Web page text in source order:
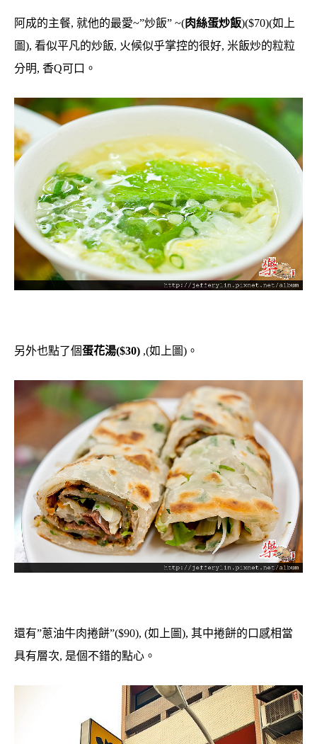
阿成的主餐, 就他的最愛~”炒飯” ~(肉絲蛋炒飯)($70)(如上
圖), 看似平凡的炒飯, 火候似乎掌控的很好, 米飯炒的粒粒
分明, 香Q可口。
另外也點了個蛋花湯($30) ,(如上圖)。
還有”蔥油牛肉捲餅”($90), (如上圖), 其中捲餅的口感相當
具有層次, 是個不錯的點心。